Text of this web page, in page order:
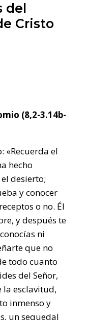
del
Cristo
(8,2-3.14b-
«Recuerda el
hecho
desierto;
y conocer
o no. Él
y después te
ni
que no
todo cuanto
del Señor,
la esclavitud,
inmenso y
un sequedal